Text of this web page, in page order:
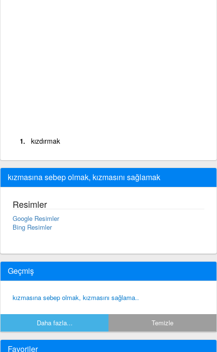
kızdırmak
kızmasına sebep olmak, kızmasını sağlamak
Resimler
Google Resimler
Bing Resimler
Geçmiş
kızmasına sebep olmak, kızmasını sağlama..
Daha fazla... Temizle
Favoriler